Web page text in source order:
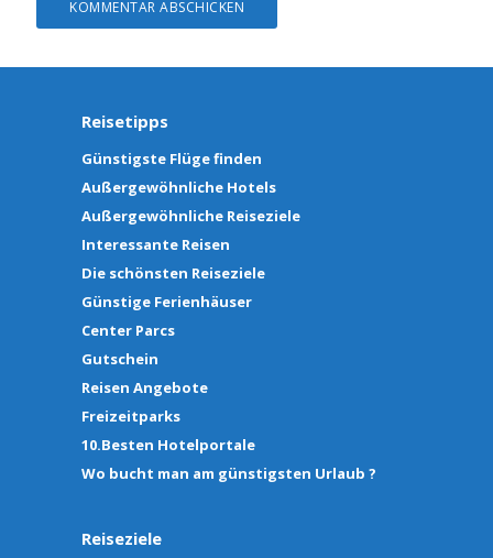
Reisetipps
Günstigste Flüge finden
Außergewöhnliche Hotels
Außergewöhnliche Reiseziele
Interessante Reisen
Die schönsten Reiseziele
Günstige Ferienhäuser
Center Parcs
Gutschein
Reisen Angebote
Freizeitparks
10.Besten Hotelportale
Wo bucht man am günstigsten Urlaub ?
Reiseziele